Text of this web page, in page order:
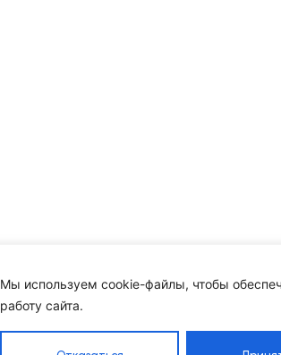
Мы используем cookie-файлы, чтобы
работу сайта.